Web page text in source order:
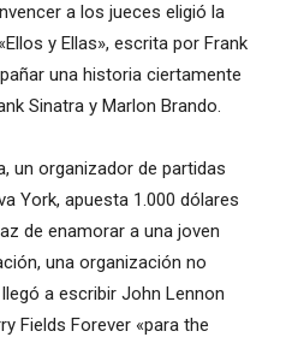
a los jueces eligió la
y Ellas», escrita por Frank
una historia ciertamente
Sinatra y Marlon Brando.
un organizador de partidas
York, apuesta 1.000 dólares
de enamorar a una joven
una organización no
a escribir John Lennon
Fields Forever «para the